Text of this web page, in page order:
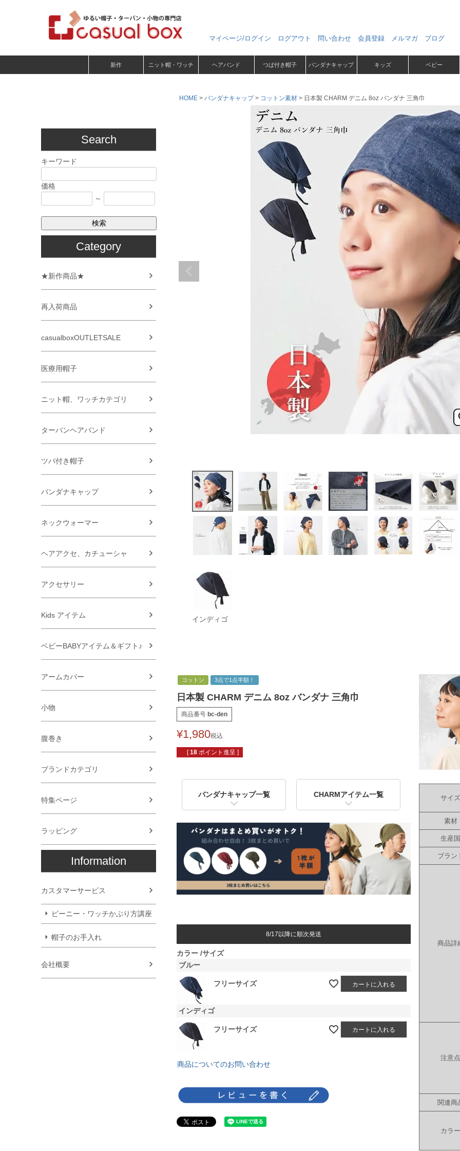
マイページ/ログイン ログアウト 問い合わせ 会員登録 メルマガ ブログ
新作 ニット帽・ワッチ ヘアバンド つば付き帽子 バンダナキャップ キッズ ベビー
Search
キーワード
価格
～
検索
Category
★新作商品★
再入荷商品
casualboxOUTLETSALE
医療用帽子
ニット帽、ワッチカテゴリ
ターバンヘアバンド
ツバ付き帽子
バンダナキャップ
ネックウォーマー
ヘアアクセ、カチューシャ
アクセサリー
Kids アイテム
ベビーBABYアイテム＆ギフト♪
アームカバー
小物
腹巻き
ブランドカテゴリ
特集ページ
ラッピング
Information
カスタマーサービス
ビーニー・ワッチかぶり方講座
帽子のお手入れ
会社概要
HOME バンダナキャップ コットン素材 日本製 CHARM デニム 8oz バンダナ 三角巾
インディゴ
コットン 3点で1点半額！
日本製 CHARM デニム 8oz バンダナ 三角巾
商品番号 bc-den
¥1,980税込
[ 18 ポイント進呈 ]
バンダナキャップ一覧 CHARMアイテム一覧
8/17以降に順次発送
カラー サイズ
ブルー
フリーサイズ カートに入れる
インディゴ
フリーサイズ カートに入れる
商品についてのお問い合わせ
サイズ
素材
生産国
ブラン
商品詳
注意点
関連商
カラー